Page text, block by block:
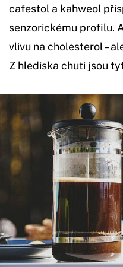
cafestol a kahweol
senzorickému profilu.
vlivu na cholesterol –
Z hlediska chuti jsou